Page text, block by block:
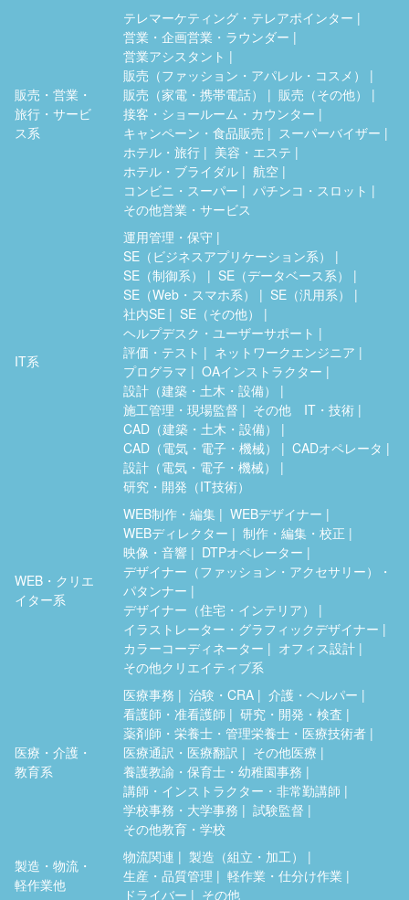
販売・営業・
旅行・サービ
ス系
テレマーケティング・テレアポインター
営業・企画営業・ラウンダー
営業アシスタント
販売（ファッション・アパレル・コスメ）
販売（家電・携帯電話）
販売（その他）
接客・ショールーム・カウンター
キャンペーン・食品販売
スーパーバイザー
ホテル・旅行
美容・エステ
ホテル・ブライダル
航空
コンビニ・スーパー
パチンコ・スロット
その他営業・サービス
IT系
運用管理・保守
SE（ビジネスアプリケーション系）
SE（制御系）
SE（データベース系）
SE（Web・スマホ系）
SE（汎用系）
社内SE
SE（その他）
ヘルプデスク・ユーザーサポート
評価・テスト
ネットワークエンジニア
プログラマ
OAインストラクター
設計（建築・土木・設備）
施工管理・現場監督
その他 IT・技術
CAD（建築・土木・設備）
CAD（電気・電子・機械）
CADオペレータ
設計（電気・電子・機械）
研究・開発（IT技術）
WEB・クリエ
イター系
WEB制作・編集
WEBデザイナー
WEBディレクター
制作・編集・校正
映像・音響
DTPオペレーター
デザイナー（ファッション・アクセサリー）・
パタンナー
デザイナー（住宅・インテリア）
イラストレーター・グラフィックデザイナー
カラーコーディネーター
オフィス設計
その他クリエイティブ系
医療・介護・
教育系
医療事務 治験・CRA
介護・ヘルパー
看護師・准看護師
研究・開発・検査
薬剤師・栄養士・管理栄養士・医療技術者
医療通訳・医療翻訳
その他医療
養護教諭・保育士・幼稚園事務
講師・インストラクター・非常勤講師
学校事務・大学事務
試験監督
その他教育・学校
製造・物流・
軽作業他
物流関連
製造（組立・加工）
生産・品質管理
軽作業・仕分け作業
ドライバー
その他